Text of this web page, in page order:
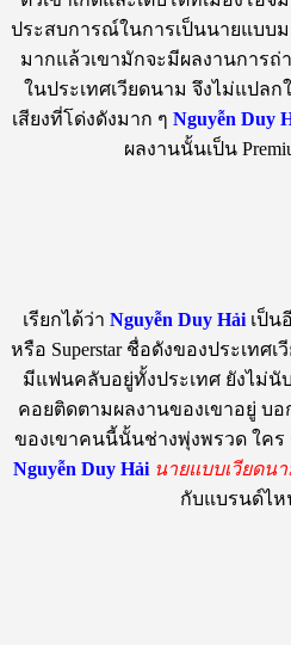
ประสบการณ์ในการเป็นนายแบบ
มากแล้วเขามักจะมีผลงานการถ่
ในประเทศเวียดนาม จึงไม่แปลก
เสียงที่โด่งดังมาก ๆ Nguyễn Duy
ผลงานนั้นเป็น
เรียกได้ว่า Nguyễn Duy Hảiเป็น
หรือ Superstar ชื่อดังของประเทศ
มีแฟนคลับอยู่ทั้งประเทศ ยังไม่
คอยติดตามผลงานของเขาอยู่ บอ
ของเขาคนนี้นั้นช่างพุ่งพรวด ใคร
Nguyễn Duy Hải นายแบบเวียดน
กับแบรนด์ไห